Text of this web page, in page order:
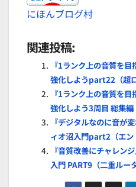
にほんブログ村
関連投稿:
『1ランク上の音質を
強化しようpart22（超
『1ランク上の音質を
強化しよう3周目 総集編
『デジタルなのに音が
ィオ沼入門part2（エン
『音質改善にチャレン
入門 PART9（二重ルー